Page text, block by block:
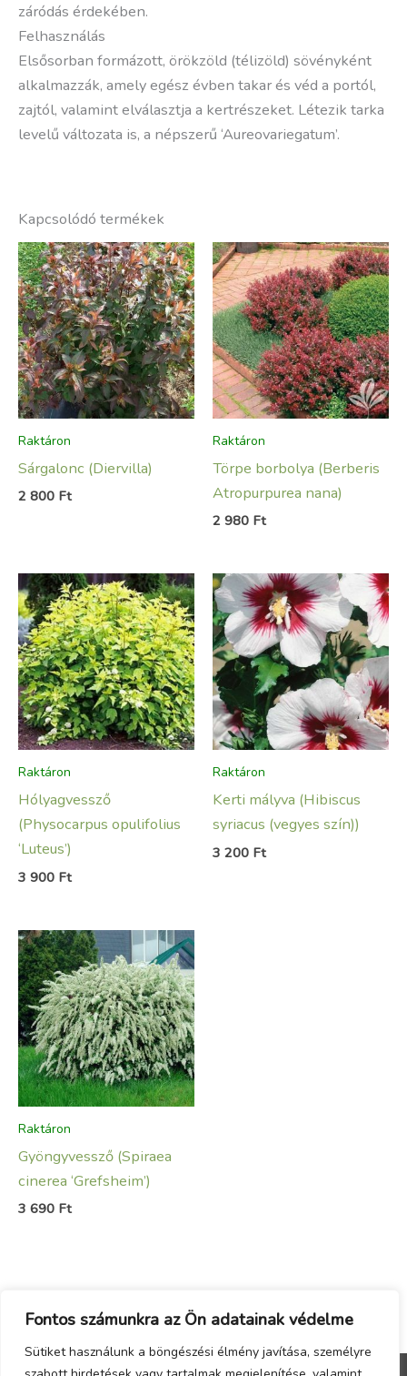
Fontos számunkra az Ön adatainak védelme
Sütiket használunk a böngészési élmény javítása, személyre
záródás érdekében.
Felhasználás
Elsősorban formázott, örökzöld (télizöld) sövényként
alkalmazzák, amely egész évben takar és véd a portól,
zajtól, valamint elválasztja a kertrészeket. Létezik tarka
levelű változata is, a népszerű ‘Aureovariegatum’.
Kapcsolódó termékek
Raktáron
Sárgalonc (Diervilla)
2 800 Ft
Raktáron
Törpe borbolya (Berberis
Atropurpurea nana)
2 980 Ft
Raktáron
Hólyagvessző
(Physocarpus opulifolius
‘Luteus’)
3 900 Ft
Raktáron
Kerti mályva (Hibiscus
syriacus (vegyes szín))
3 200 Ft
Raktáron
Gyöngyvessző (Spiraea
cinerea ‘Grefsheim’)
3 690 Ft